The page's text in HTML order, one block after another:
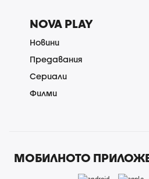
NOVA PLAY
Новини
Предавания
Сериали
Филми
МОБИЛНОТО